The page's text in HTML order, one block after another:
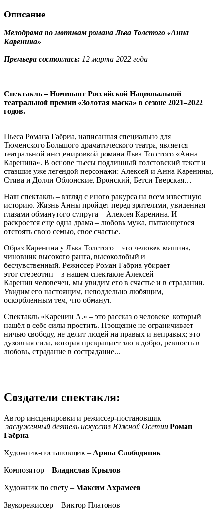
Описание
Мелодрама по мотивам романа Льва Толстого «Анна
Каренина»
Премьера состоялась: 12 марта 2022 года
Спектакль – Номинант Российской Национальной
театральной премии «Золотая маска» в сезоне 2021–2022
годов.
Пьеса Романа Габриа, написанная специально для
Тюменского Большого драматического театра, является
театральной инсценировкой романа Льва Толстого «Анна
Каренина». В основе пьесы подлинный толстовский текст и
ставшие уже легендой персонажи: Алексей и Анна Каренины,
Стива и Долли Облонские, Вронский, Бетси Тверская…
Наш спектакль – взгляд с иного ракурса на всем известную
историю. Жизнь Анны пройдет перед зрителями, увиденная
глазами обманутого супруга – Алексея Каренина. И
раскроется еще одна драма – любовь мужа, пытающегося
отстоять свою семью, свое счастье.
Образ Каренина у Льва Толстого – это человек-машина,
чиновник высокого ранга, высоколобый и
бесчувственный. Режиссер Роман Габриа убирает
этот стереотип – в нашем спектакле Алексей
Каренин человечен, мы увидим его в счастье и в страдании.
Увидим его настоящим, неподдельно любящим,
оскорбленным тем, что обманут.
Спектакль «Каренин А.» – это рассказ о человеке, который
нашёл в себе силы простить. Прощение не ограничивает
ничью свободу, не делит людей на правых и неправых; это
духовная сила, которая превращает зло в добро, ревность в
любовь, страдание в сострадание...
Создатели спектакля:
Автор инсценировки и режиссер-постановщик –
заслуженный деятель искусств Южной Осетии Роман
Габриа
Художник-постановщик – Арина Слободяник
Композитор – Владислав Крылов
Художник по свету – Максим Ахрамеев
Звукорежиссер – Виктор Платонов